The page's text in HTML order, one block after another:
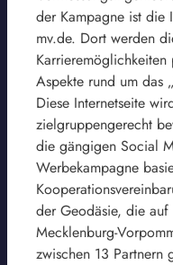
der Kampagne ist die
mv.de. Dort werden
Aspekte rund um das
Diese Internetseite
zielgruppengerecht
die gängigen Social
Werbekampagne
der Geodäsie, die auf
Mecklenburg-
zwischen 13 Partnern